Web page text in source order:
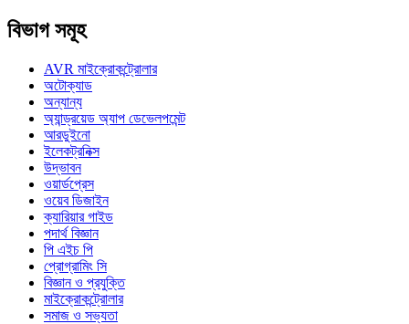
বিভাগ সমূহ
AVR মাইক্রোকন্ট্রোলার
অটোক্যাড
অন্যান্য
অ্যান্ড্রয়েড অ্যাপ ডেভেলপমেন্ট
আরডুইনো
ইলেকট্রনিক্স
উদ্ভাবন
ওয়ার্ডপ্রেস
ওয়েব ডিজাইন
ক্যারিয়ার গাইড
পদার্থ বিজ্ঞান
পি এইচ পি
প্রোগ্রামিং সি
বিজ্ঞান ও প্রযুক্তি
মাইক্রোকন্ট্রোলার
সমাজ ও সভ্যতা